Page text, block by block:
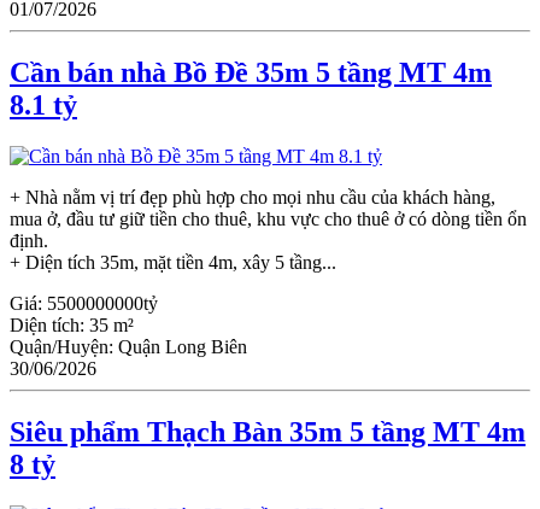
01/07/2026
Cần bán nhà Bồ Đề 35m 5 tầng MT 4m
8.1 tỷ
+ Nhà nằm vị trí đẹp phù hợp cho mọi nhu cầu của khách hàng,
mua ở, đầu tư giữ tiền cho thuê, khu vực cho thuê ở có dòng tiền ổn
định.
+ Diện tích 35m, mặt tiền 4m, xây 5 tầng...
Giá: 5500000000tỷ
Diện tích: 35 m²
Quận/Huyện: Quận Long Biên
30/06/2026
Siêu phẩm Thạch Bàn 35m 5 tầng MT 4m
8 tỷ